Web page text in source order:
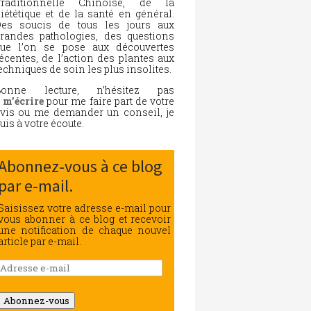
et de la santé en général.
soucis de tous les jours aux
pathologies, des questions
l’on se pose aux découvertes
de l’action des plantes aux
de soin les plus insolites.
lecture, n’hésitez pas
m’écrire pour me faire part de votre
ou me demander un conseil, je
à votre écoute.
vous à ce blog
par e-mail.
votre adresse e-mail pour
abonner à ce blog et recevoir
notification de chaque nouvel
par e-mail.
Abonnez-vous